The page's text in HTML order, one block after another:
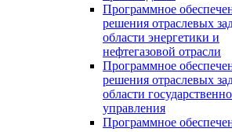
Программное
решения отраслевых
области энергетики и
нефтегазовой отрасли
Программное
решения отраслевых
области
управления
Программное